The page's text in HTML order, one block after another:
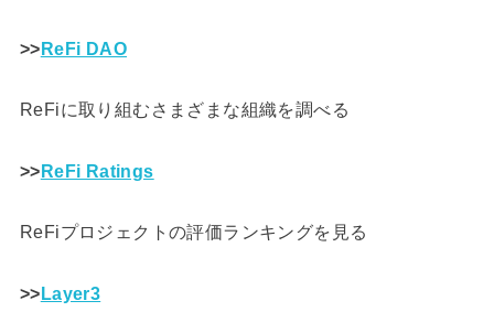
>>ReFi DAO
ReFiに取り組むさまざまな組織を調べる
>>ReFi Ratings
ReFiプロジェクトの評価ランキングを見る
>>Layer3